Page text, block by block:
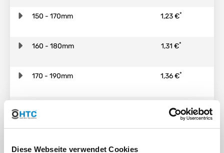
Diese Webseite verwendet Cookies
150 - 170mm 1,23 €*
160 - 180mm 1,31 €*
170 - 190mm 1,36 €*
1,43 €